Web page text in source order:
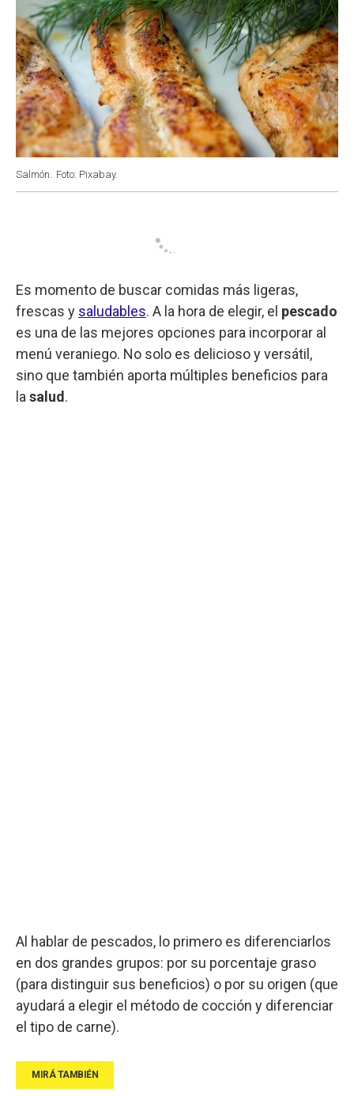
Salmón. Foto: Pixabay.
Es momento de buscar comidas más ligeras,
frescas y saludables. A la hora de elegir, el pescado
es una de las mejores opciones para incorporar al
menú veraniego. No solo es delicioso y versátil,
sino que también aporta múltiples beneficios para
la salud .
Al hablar de pescados, lo primero es diferenciarlos
en dos grandes grupos: por su porcentaje graso
(para distinguir sus beneficios) o por su origen (que
ayudará a elegir el método de cocción y diferenciar
el tipo de carne).